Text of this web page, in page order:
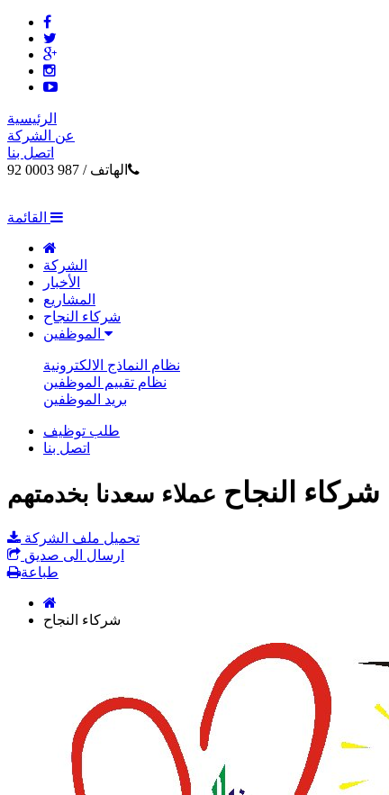
الرئيسية
عن الشركة
اتصل بنا
الهاتف / 987 0003 92
الشركة
الأخبار
المشاريع
شركاء النجاح
نظام النماذج الالكترونية
نظام تقييم الموظفين
بريد الموظفين
طلب توظيف
اتصل بنا
شركاء النجاح عملاء سعدنا بخدمتهم
تحميل ملف الشركة
ارسال الى صديق
طباعة
شركاء النجاح